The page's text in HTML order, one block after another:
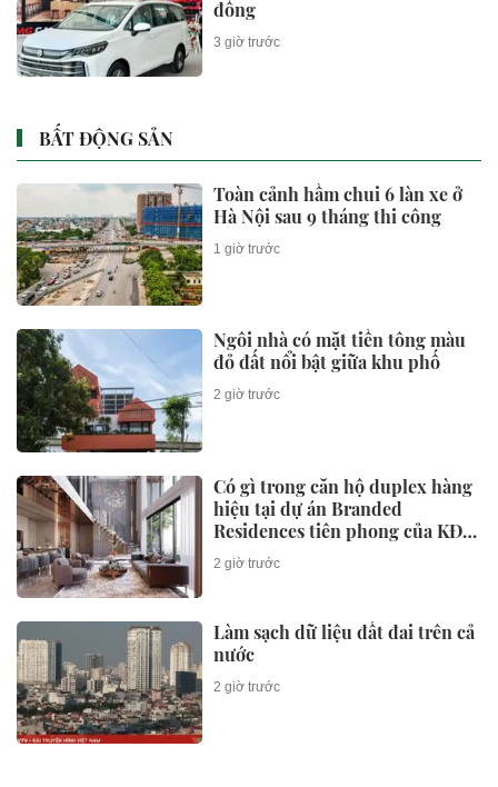
Một loại hình bất động sản ngày
càng khan hiếm nguồn cung
Dở khóc dở cười: 2000 người
vây kín "đột nhập" đám cưới vì
nhầm chú rể là Ronaldo
Hà Nội sắp có Cụm công nghiệp
gần 623 tỷ đồng, quy mô 26,8 ha
2 giờ trước
EU yêu cầu Meta, TikTok ngăn
chặn thông tin sai lệch
2 giờ trước
4 chiếc điện thoại màn hình lớn
"đáng đồng tiền bát gạo" nhất